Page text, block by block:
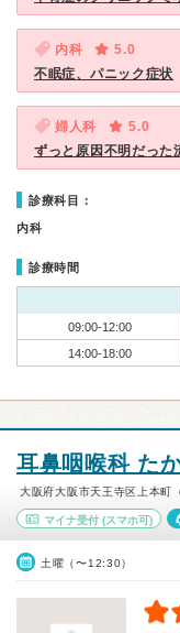
内科
5.0
不眠症、パニック症状
婦人科
5.0
ずっと原因不明だった
診療科目：
内科
診療時間
09:00-12:00
14:00-18:00
耳鼻咽喉科 た
大阪府大阪市天王寺区上本町
マイナ受付 (スマホ可)
土曜（〜12:30）